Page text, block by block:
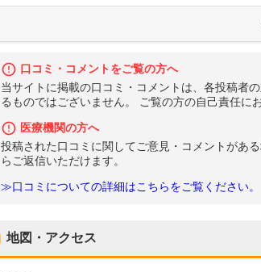
口コミ・コメントをご覧の方へ
当サイトに掲載の口コミ・コメントは、各投稿者
るものではございません。 ご覧の方の自己責任に
医療機関の方へ
投稿された口コミに関してご意見・コメントがあ
らご返信いただけます。
≫口コミについての詳細はこちらをご覧ください。
地図・アクセス